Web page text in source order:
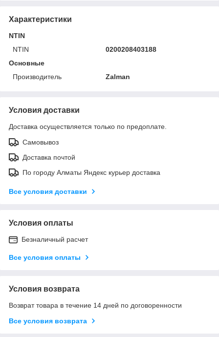
Характеристики
NTIN
NTIN
0200208403188
Основные
Производитель
Zalman
Условия доставки
Доставка осуществляется только по предоплате.
Самовывоз
Доставка почтой
По городу Алматы Яндекс курьер доставка
Все условия доставки
Условия оплаты
Безналичный расчет
Все условия оплаты
Условия возврата
Возврат товара в течение 14 дней по договоренности
Все условия возврата